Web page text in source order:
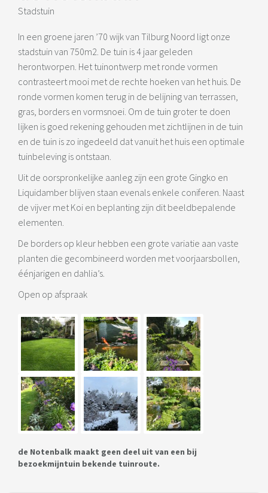
Stadstuin
In een groene jaren ’70 wijk van Tilburg Noord ligt onze
stadstuin van 750m2. De tuin is 4 jaar geleden
herontworpen. Het tuinontwerp met ronde vormen
contrasteert mooi met de rechte hoeken van het huis. De
ronde vormen komen terug in de belijning van terrassen,
gras, borders en vormsnoei. Om de tuin groter te doen
lijken is goed rekening gehouden met zichtlijnen in de tuin
en de tuin is zo ingedeeld dat vanuit het huis een optimale
tuinbeleving is ontstaan.
Uit de oorspronkelijke aanleg zijn een grote Gingko en
Liquidamber blijven staan evenals enkele coniferen. Naast
de vijver met Koi en beplanting zijn dit beeldbepalende
elementen.
De borders op kleur hebben een grote variatie aan vaste
planten die gecombineerd worden met voorjaarsbollen,
éénjarigen en dahlia’s.
Open op afspraak
de Notenbalk maakt geen deel uit van een bij
bezoekmijntuin bekende tuinroute.